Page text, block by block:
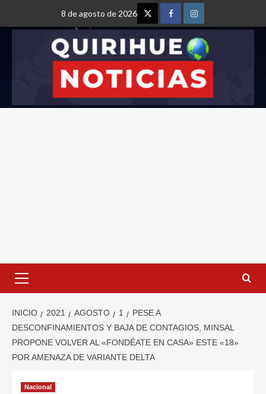
8 de agosto de 2026
INICIO 2021 AGOSTO 1
PESE A
DESCONFINAMIENTOS Y BAJA DE CONTAGIOS, MINSAL
PROPONE VOLVER AL «FONDÉATE EN CASA» ESTE «18»
POR AMENAZA DE VARIANTE DELTA
Nacional